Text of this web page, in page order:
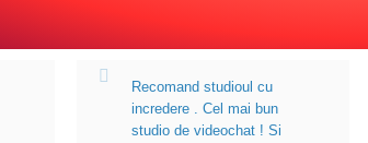
Recomand studioul cu
incredere . Cel mai bun
studio de videochat ! Si